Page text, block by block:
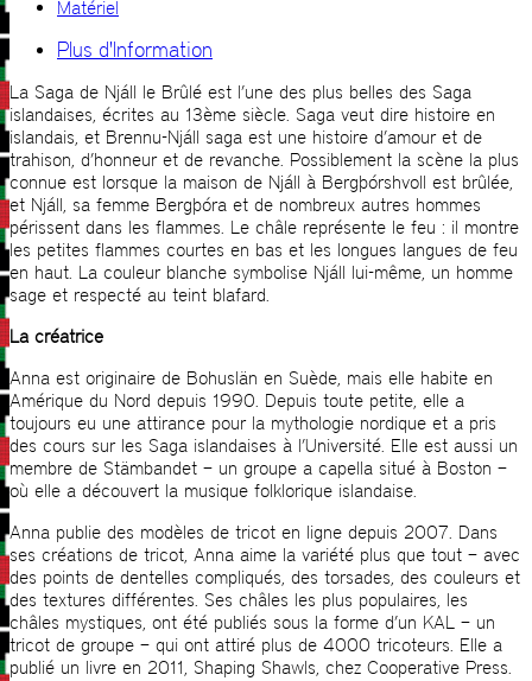
Matériel
Plus d'Information
La Saga de Njáll le Brûlé est l’une des plus belles des Saga
islandaises, écrites au 13ème siècle. Saga veut dire histoire en
islandais, et Brennu-Njáll saga est une histoire d’amour et de
trahison, d’honneur et de revanche. Possiblement la scène la plus
connue est lorsque la maison de Njáll à Bergþórshvoll est brûlée,
et Njáll, sa femme Bergþóra et de nombreux autres hommes
périssent dans les flammes. Le châle représente le feu : il montre
les petites flammes courtes en bas et les longues langues de feu
en haut. La couleur blanche symbolise Njáll lui-même, un homme
sage et respecté au teint blafard.
La créatrice
Anna est originaire de Bohuslän en Suède, mais elle habite en
Amérique du Nord depuis 1990. Depuis toute petite, elle a
toujours eu une attirance pour la mythologie nordique et a pris
des cours sur les Saga islandaises à l’Université. Elle est aussi un
membre de Stämbandet – un groupe a capella situé à Boston –
où elle a découvert la musique folklorique islandaise.
Anna publie des modèles de tricot en ligne depuis 2007. Dans
ses créations de tricot, Anna aime la variété plus que tout – avec
des points de dentelles compliqués, des torsades, des couleurs et
des textures différentes. Ses châles les plus populaires, les
châles mystiques, ont été publiés sous la forme d’un KAL – un
tricot de groupe – qui ont attiré plus de 4000 tricoteurs. Elle a
publié un livre en 2011, Shaping Shawls, chez Cooperative Press.